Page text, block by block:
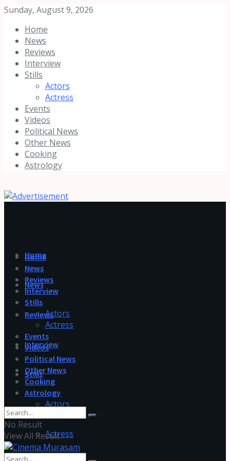
Sunday, August 9, 2026
Home
News
Reviews
Interview
Stills
Actors
Actress
Events
Videos
Political News
Other News
Cooking
Astrology
Home
News
Reviews
Interview
Stills
Actors
Actress
Home
News
Reviews
Interview
Stills
Actors
Actress
Events
Videos
Political News
Other News
Cooking
Astrology
No Result
View All Result